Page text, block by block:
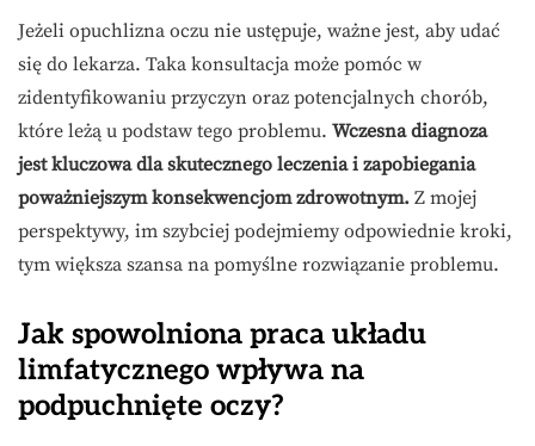
Jeżeli opuchlizna oczu nie ustępuje, ważne jest, aby udać
się do lekarza. Taka konsultacja może pomóc w
zidentyfikowaniu przyczyn oraz potencjalnych chorób,
które leżą u podstaw tego problemu. Wczesna diagnoza
jest kluczowa dla skutecznego leczenia i zapobiegania
poważniejszym konsekwencjom zdrowotnym. Z mojej
perspektywy, im szybciej podejmiemy odpowiednie kroki,
tym większa szansa na pomyślne rozwiązanie problemu.
Jak spowolniona praca układu
limfatycznego wpływa na
podpuchnięte oczy?